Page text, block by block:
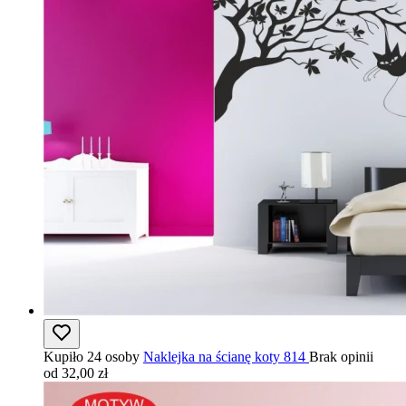
Kupiło 24 osoby Naklejka na ścianę koty 814 Brak opinii
od 32,00 zł